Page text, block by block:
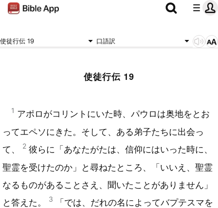
使徒行伝 19 口語訳
使徒行伝 19
1 アポロがコリントにいた時、パウロは奥地をとお
ってエペソにきた。そして、ある弟子たちに出会っ
て、
2 彼らに「あなたがたは、信仰にはいった時に、
聖霊を受けたのか」と尋ねたところ、「いいえ、聖霊
なるものがあることさえ、聞いたことがありません」
と答えた。
3
「では、だれの名によってバプテスマを